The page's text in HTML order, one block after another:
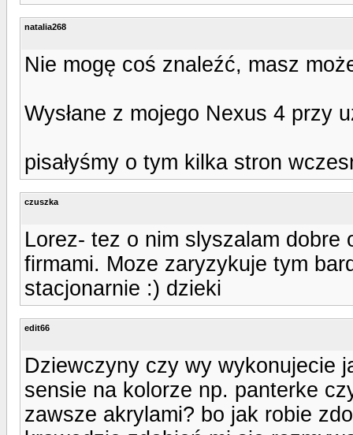
natalia268
Nie mogę coś znaleźć, masz
Wysłane z mojego Nexus 4 przy
pisałyśmy o tym kilka stron
czuszka
Lorez- tez o nim slyszalam
firmami. Moze zaryzykuje tym
stacjonarnie :) dzieki
edit66
Dziewczyny czy wy wykonujecie
sensie na kolorze np. panterke
zawsze akrylami? bo jak robie